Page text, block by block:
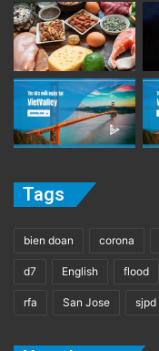
Tags
bien doan corona
d7 English flood
rfa San Jose sjpd